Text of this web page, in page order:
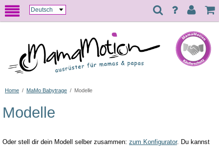
Home / MaMo Babytrage / Modelle
Modelle
Oder stell dir dein Modell selber zusammen: zum Konfigurator. Du kannst